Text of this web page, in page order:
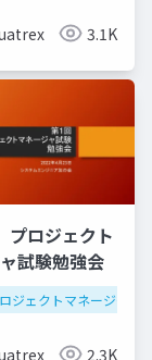
3.1K
調査報告書
プロジェクト
試験勉強会
ジェクトマネージャ
2.3K